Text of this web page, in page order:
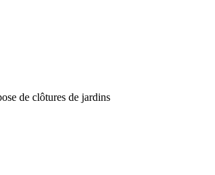
de clôtures de jardins